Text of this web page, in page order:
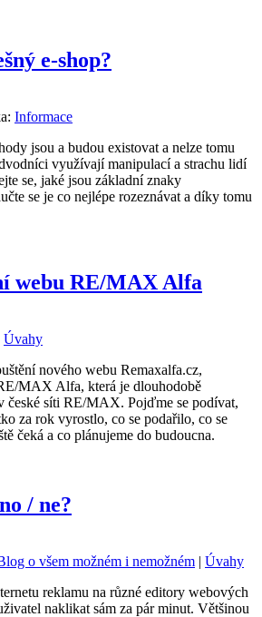
e-shop?
Informace
jsou a budou existovat a nelze tomu
využívají manipulací a strachu lidí
se, jaké jsou základní znaky
se je co nejlépe rozeznávat a díky tomu
webu RE/MAX Alfa
Úvahy
nového webu Remaxalfa.cz,
MAX Alfa, která je dlouhodobě
české síti RE/MAX. Pojďme se podívat,
za rok vyrostlo, co se podařilo, co se
čeká a co plánujeme do budoucna.
/ ne?
o všem možném i nemožném | Úvahy
reklamu na různé editory webových
naklikat sám za pár minut. Většinou